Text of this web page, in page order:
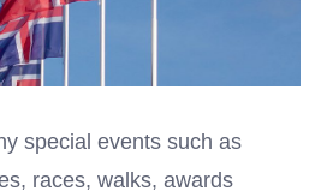
special events such as
races, walks, awards